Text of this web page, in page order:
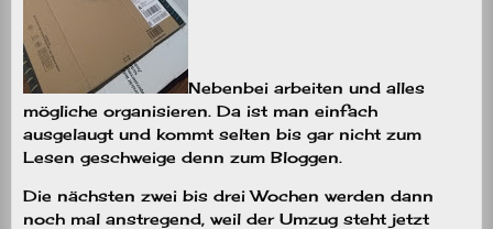
Nebenbei arbeiten und alles
mögliche organisieren. Da ist man einfach
ausgelaugt und kommt selten bis gar nicht zum
Lesen geschweige denn zum Bloggen.
Die nächsten zwei bis drei Wochen werden dann
noch mal anstregend, weil der Umzug steht jetzt